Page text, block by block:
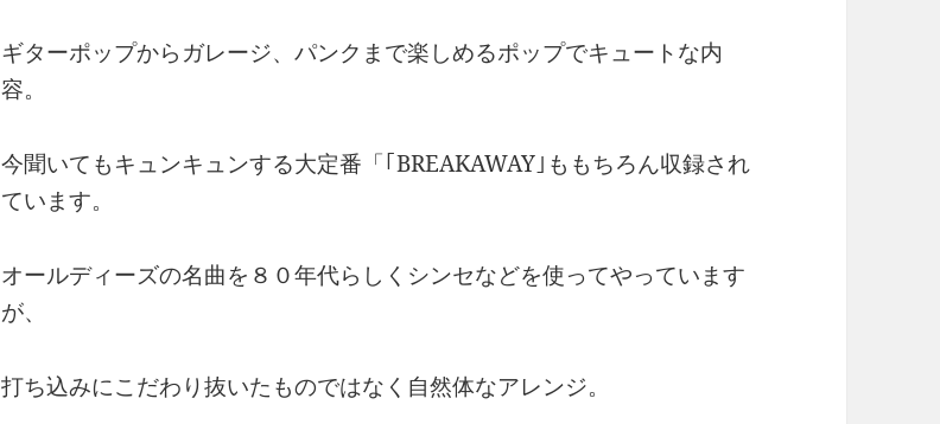
ギターポップからガレージ、パンクまで楽しめるポップでキュートな内
容。
今聞いてもキュンキュンする大定番「｢BREAKAWAY｣ももちろん収録され
ています。
オールディーズの名曲を８０年代らしくシンセなどを使ってやっています
が、
打ち込みにこだわり抜いたものではなく自然体なアレンジ。